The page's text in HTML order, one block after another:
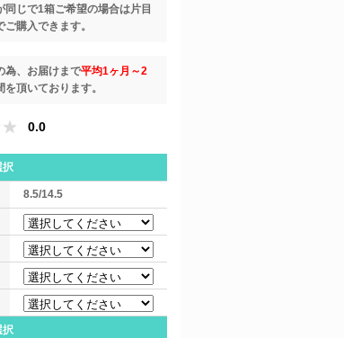
同じで1箱ご希望の場合は片目
ご購入できます。
為、お届けまで平均1ヶ月～2
を頂いております。
0.0
択
8.5/14.5
択